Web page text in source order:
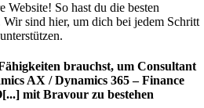
So hast du die besten
Wir sind hier, um dich bei jedem Schritt
brauchst, um Consultant
AX / Dynamics 365 – Finance
mit Bravour zu bestehen